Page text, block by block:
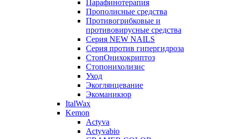
Парафинотерапия
Прополисные средства
Противогрибковые и
противовирусные средства
Серия NEW NAILS
Серия против гипергидроза
СтопОнихокриптоз
Стопонихолизис
Уход
Экоглянцевание
Экоманикюр
ItalWax
Kemon
Actyva
Actyvabio